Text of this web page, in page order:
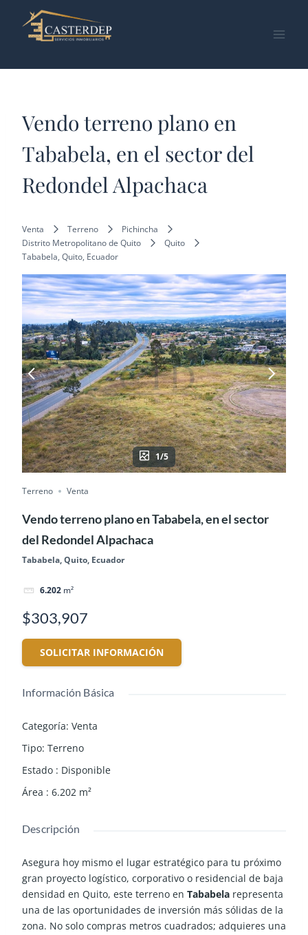
contenido
Vendo terreno plano en
Tababela, en el sector del
Redondel Alpachaca
Venta Terreno
Pichincha
Distrito Metropolitano de Quito
Quito
Tababela, Quito, Ecuador
1/5
Terreno Venta
Vendo terreno plano en Tababela, en el sector
del Redondel Alpachaca
Tababela, Quito, Ecuador
6.202 m²
$303,907
SOLICITAR INFORMACIÓN
Información Básica
Categoría: Venta
Tipo: Terreno
Estado : Disponible
Área : 6.202 m²
Descripción
Asegura hoy mismo el lugar estratégico para tu próximo
gran proyecto logístico, corporativo o residencial de baja
densidad en Quito, este terreno en Tababela representa
una de las oportunidades de inversión más sólidas de la
zona. No solo compras metros cuadrados; adquieres una